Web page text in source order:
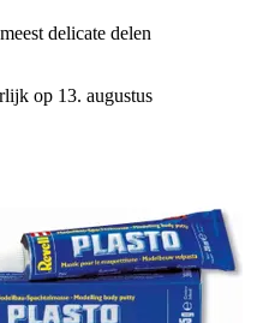
delicate delen
op 13. augustus